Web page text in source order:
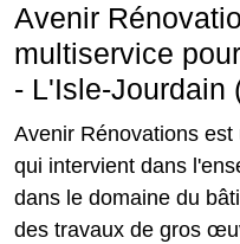
Avenir
multiservice
- L'Isle-Jourdain
Avenir Rénovations
qui intervient dans
dans le domaine du
des travaux de gros